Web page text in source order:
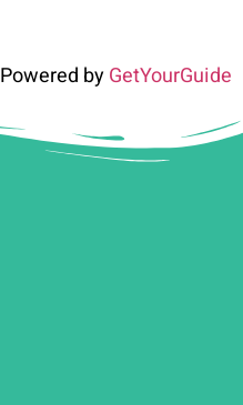
Powered byGetYourGuide